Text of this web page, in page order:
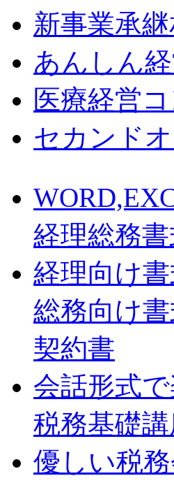
新事業承
あんしん
医療経営
セカンド
経理総務
経理向け
総務向け
契約書
会話形式
税務基礎講
優しい税